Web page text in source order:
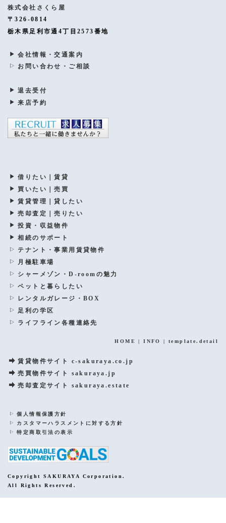
株式会社さくら屋
〒326-0814
栃木県足利市通4丁目2573番地
会社情報・交通案内
お問い合わせ・ご相談
退去受付
来店予約
借りたい｜賃貸
買いたい｜売買
賃貸管理｜貸したい
売却査定｜売りたい
投資・収益物件
相続のサポート
テナント・事業用賃貸物件
月極駐車場
シャーメゾン・D-roomの魅力
ペットと暮らしたい
レンタルガレージ・BOX
足利の学区
ライフライン各種連絡先
HOME |INFO | template.detail
賃貸物件サイト c-sakuraya.co.jp
売買物件サイト sakuraya.jp
売却査定サイト sakuraya.estate
個人情報保護方針
カスタマーハラスメントに対する方針
特定商取引法の表示
Copyright SAKURAYA Corporation.
All Rights Reserved.